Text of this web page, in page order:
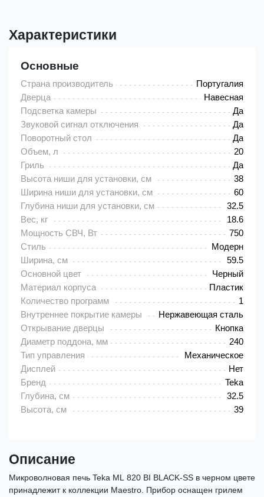
Характеристики
Основные
Страна производитель
Португалия
Дверца
Навесная
Подсветка камеры
Да
Звуковой сигнал отключения
Да
Поворотный стол
Да
Объем, л
20
Гриль
Да
Высота ниши для установки, см
38
Ширина ниши для установки, см
60
Глубина ниши для установки, см
32.5
Вес, кг
18.6
Мощность СВЧ, Вт
750
Стиль
Модерн
Ширина, см
59.5
Основной цвет
Черный
Материал корпуса
Пластик
Количество программ
1
Внутреннее покрытие камеры
Нержавеющая сталь
Открывание дверцы
Кнопка
Диаметр поддона, мм
240
Тип управления
Механическое
Дисплей
Нет
Бренд
Teka
Глубина, см
32.5
Высота, см
39
Описание
Микроволновая печь Teka ML 820 BI BLACK-SS в черном цвете
принадлежит к коллекции Maestro. Прибор оснащен грилем